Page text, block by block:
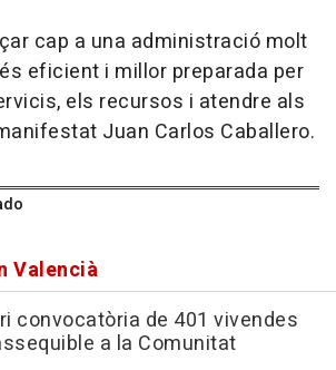
cap a una administració molt
eficient i millor preparada per
els recursos i atendre als
Juan Carlos Caballero.
Valencià
convocatòria de 401 vivendes
a la Comunitat